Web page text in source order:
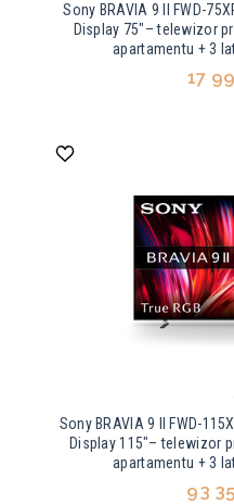
Sony BRAVIA 9 II FWD-
Display 75"– telewizor
apartamentu + 3
17
Sony BRAVIA 9 II FWD-
Display 115"– telewizor
apartamentu + 3
93